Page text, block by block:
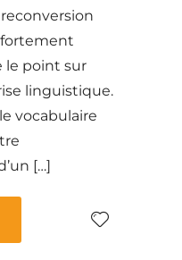
fortement
le point sur
linguistique.
vocabulaire
[…]